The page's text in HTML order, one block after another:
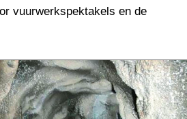
vuurwerkspektakels en de